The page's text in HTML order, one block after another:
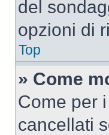
del
opzioni di
Top
» Come
Come per
cancellati